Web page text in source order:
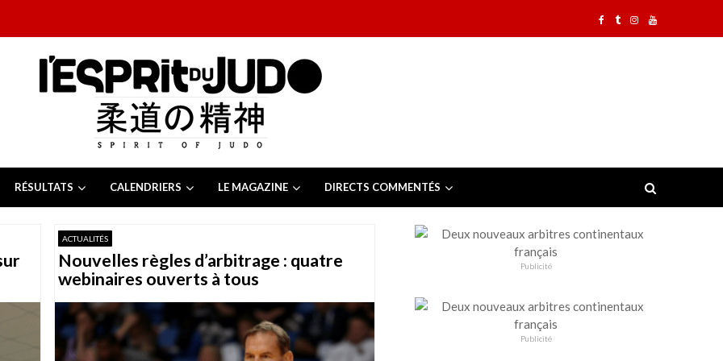
RÉSULTATS CALENDRIERS LE MAGAZINE DIRECTS COMMENTÉS
juillet 2026
juillet 2026
13 juillet 2026
Tchèque 20266 juillet 2026
ACTUALITÉS
Nouvelles règles d’arbitrage : quatre
webinaires ouverts à tous
Publicité
Publicité